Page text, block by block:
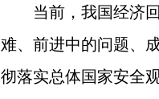
当前，我国经济
难、前进中的问题、
彻落实总体国家安全